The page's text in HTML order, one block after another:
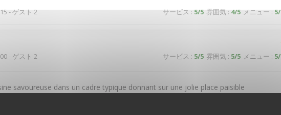
- ゲスト 2 サービス : 5/5 雰囲気:4/5 メニュー:5
- ゲスト 2 サービス : 5/5 雰囲気: 5/5 メニュー : 5
savoureuse dans un cadre typique donnant sur une jolie place paisible